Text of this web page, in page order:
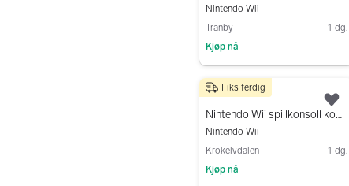
Nintendo Wii
Tranby
1 dg.
Kjøp nå
850 kr
Nintendo Wii spillkonsoll komplett – 2 kontrollere, 2 nunchuk, alle kabler
Nintendo Wii
Krokelvdalen
1 dg.
Kjøp nå
Fiks ferdig